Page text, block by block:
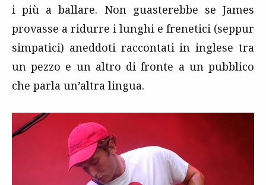
i più a ballare. Non guasterebbe se James
provasse a ridurre i lunghi e frenetici (seppur
simpatici) aneddoti raccontati in inglese tra
un pezzo e un altro di fronte a un pubblico
che parla un’altra lingua.